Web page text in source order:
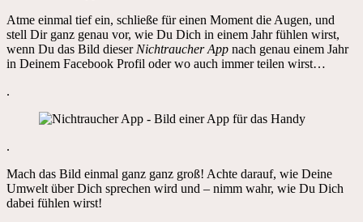
Atme einmal tief ein, schließe für einen Moment die Augen, und
stell Dir ganz genau vor, wie Du Dich in einem Jahr fühlen wirst,
wenn Du das Bild dieser Nichtraucher App nach genau einem Jahr
in Deinem Facebook Profil oder wo auch immer teilen wirst…
.
.
Mach das Bild einmal ganz ganz groß! Achte darauf, wie Deine
Umwelt über Dich sprechen wird und – nimm wahr, wie Du Dich
dabei fühlen wirst!